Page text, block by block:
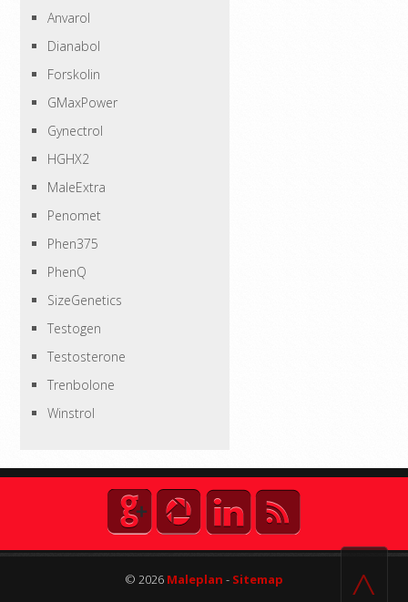
Anvarol
Dianabol
Forskolin
GMaxPower
Gynectrol
HGHX2
MaleExtra
Penomet
Phen375
PhenQ
SizeGenetics
Testogen
Testosterone
Trenbolone
Winstrol
© 2026 Maleplan - Sitemap